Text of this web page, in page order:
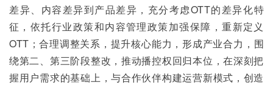
差异、内容差异到产品差异，充分考虑OTT的差异化特
征，依托行业政策和内容管理政策加强保障，重新定义
OTT；合理调整关系，提升核心能力，形成产业合力，围
绕第二、第三阶段整改，推动播控权回归本位，在深刻把
握用户需求的基础上，与合作伙伴构建运营新模式，创造